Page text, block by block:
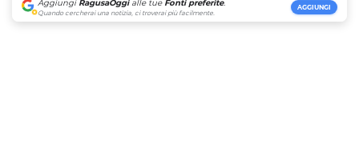
Aggiungi RagusaOggialle tue Fonti preferite.
Quando cercherai una notizia, ci troverai più facilmente.
AGGIUNGI